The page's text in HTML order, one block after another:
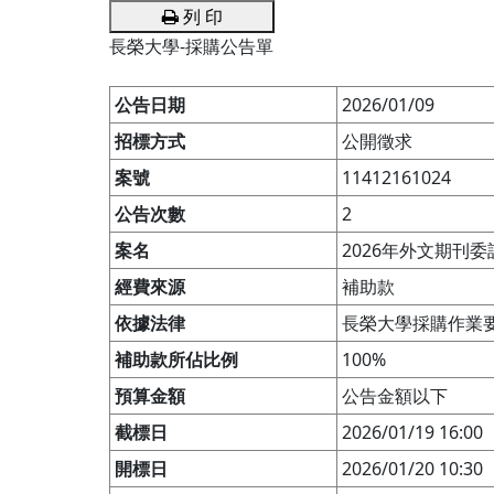
列 印
長榮大學-採購公告單
公告日期
2026/01/09
招標方式
公開徵求
案號
11412161024
公告次數
2
案名
2026年外文期刊委
經費來源
補助款
依據法律
長榮大學採購作業
補助款所佔比例
100%
預算金額
公告金額以下
截標日
2026/01/19 16:00
開標日
2026/01/20 10:30